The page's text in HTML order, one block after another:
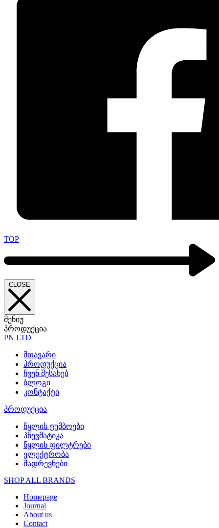
TOP
CLOSE
მენიუ
პროდუქცია
PN LTD
მთავარი
პროდუქცია
ჩვენ შესახებ
ბლოგი
კონტაქტი
პროდუქცია
წყლის ტუმბოები
პნევმატიკა
წყლის ფილტრები
ელექტრობა
შადრევნები
SHOP ALL BRANDS​
Homepage
Journal
About us
Contact